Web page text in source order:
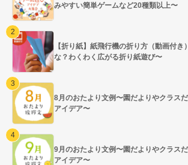
みやすい簡単ゲームなど20種類以上〜
【折り紙】紙飛行機の折り方（動画付き
な？わくわく広がる折り紙遊び〜
8月のおたより文例〜園だよりやクラス
アイデア〜
9月のおたより文例〜園だよりやクラス
アイデア〜